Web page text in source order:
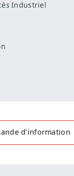
Industriel
d’information